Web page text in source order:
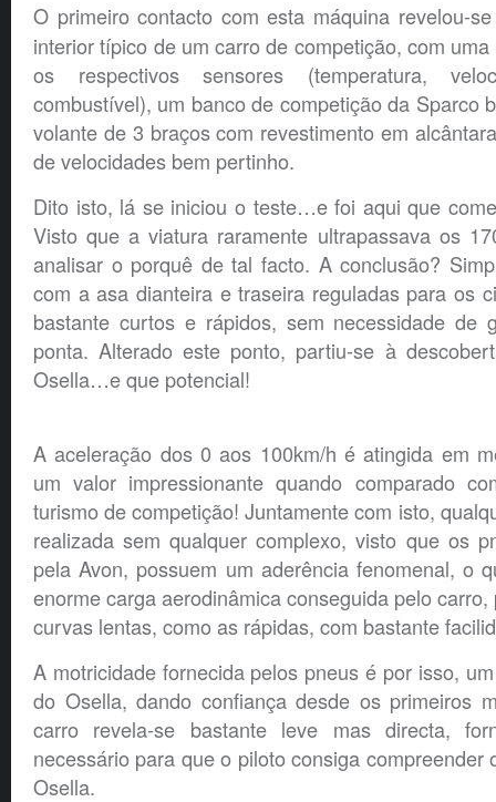
O primeiro contacto com esta máquina revelou-
interior típico de um carro de competição, com
os respectivos sensores (temperatura,
combustível), um banco de competição da Sparco
volante de 3 braços com revestimento em
de velocidades bem pertinho.
Dito isto, lá se iniciou o teste…e foi aqui que
Visto que a viatura raramente ultrapassava os
analisar o porquê de tal facto. A conclusão?
com a asa dianteira e traseira reguladas para os
bastante curtos e rápidos, sem necessidade de
ponta. Alterado este ponto, partiu-se à
Osella…e que potencial!
A aceleração dos 0 aos 100km/h é atingida em
um valor impressionante quando comparado
turismo de competição! Juntamente com isto,
realizada sem qualquer complexo, visto que os
pela Avon, possuem um aderência fenomenal, o
enorme carga aerodinâmica conseguida pelo
curvas lentas, como as rápidas, com bastante
A motricidade fornecida pelos pneus é por isso,
do Osella, dando confiança desde os primeiros
carro revela-se bastante leve mas directa,
necessário para que o piloto consiga compreender
Osella.